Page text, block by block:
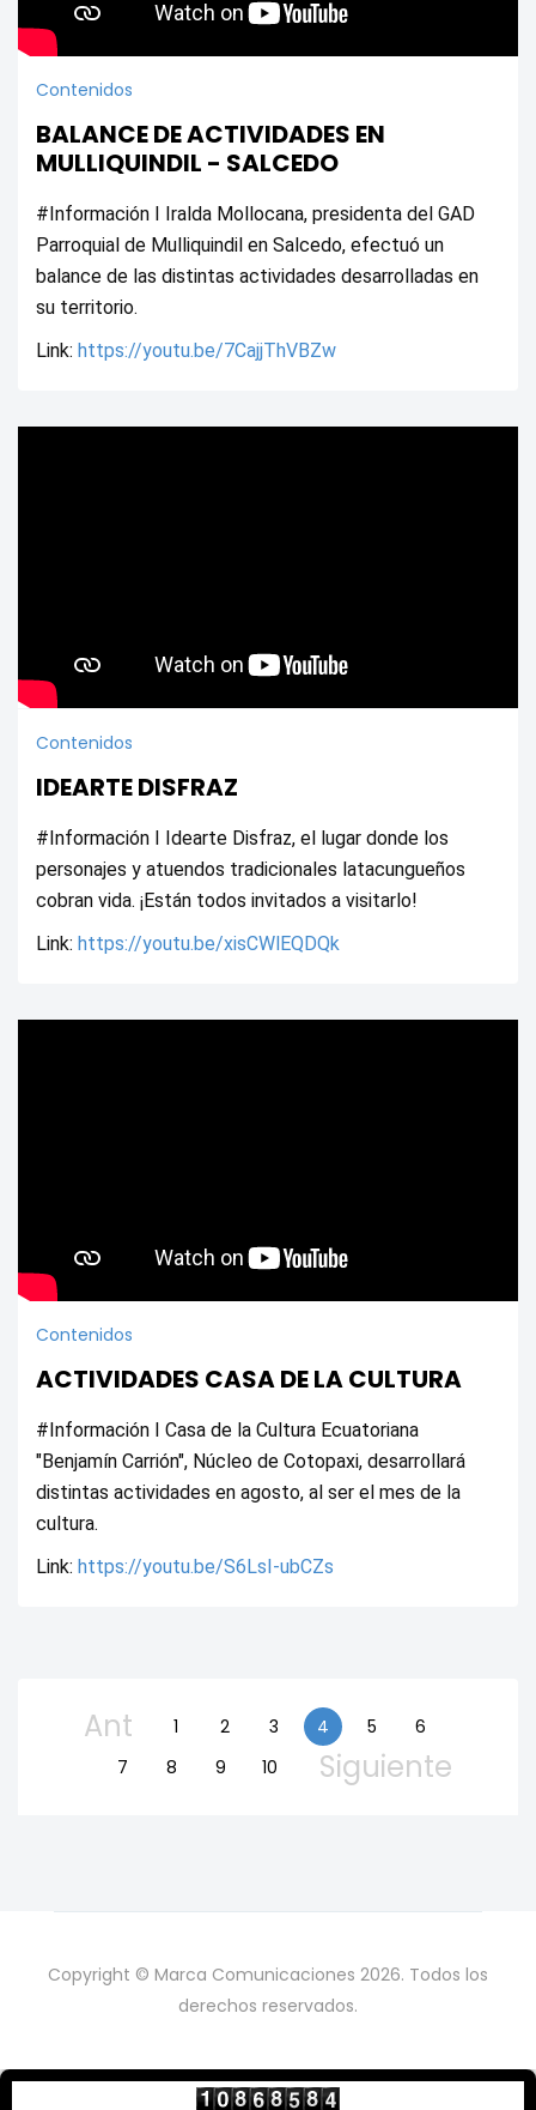
Contenidos
BALANCE DE ACTIVIDADES EN
MULLIQUINDIL - SALCEDO
#Información I Iralda Mollocana, presidenta del GAD
Parroquial de Mulliquindil en Salcedo, efectuó un
balance de las distintas actividades desarrolladas en
su territorio.
Link: https://youtu.be/7CajjThVBZw
Contenidos
IDEARTE DISFRAZ
#Información I Idearte Disfraz, el lugar donde los
personajes y atuendos tradicionales latacungueños
cobran vida. ¡Están todos invitados a visitarlo!
Link: https://youtu.be/xisCWlEQDQk
Contenidos
ACTIVIDADES CASA DE LA CULTURA
#Información I Casa de la Cultura Ecuatoriana
"Benjamín Carrión", Núcleo de Cotopaxi, desarrollará
distintas actividades en agosto, al ser el mes de la
cultura.
Link: https://youtu.be/S6LsI-ubCZs
Ant 1 2 3 4 5
6
7
8 9 10 Siguiente
Copyright © Marca Comunicaciones 2026. Todos los
derechos reservados.